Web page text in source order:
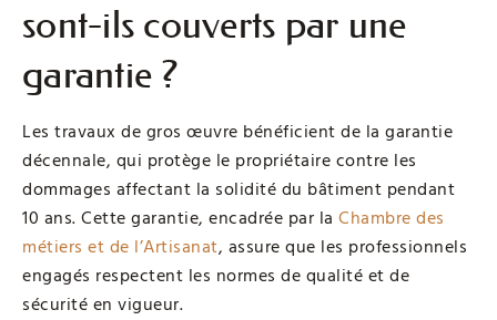
sont-ils couverts par une
garantie ?
Les travaux de gros œuvre bénéficient de la garantie
décennale, qui protège le propriétaire contre les
dommages affectant la solidité du bâtiment pendant
10 ans. Cette garantie, encadrée par la Chambre des
métiers et de l’Artisanat, assure que les professionnels
engagés respectent les normes de qualité et de
sécurité en vigueur.